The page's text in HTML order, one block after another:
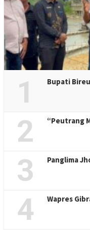
1 Bupati
2 “Peutrang
3 Panglima
4 Wapres